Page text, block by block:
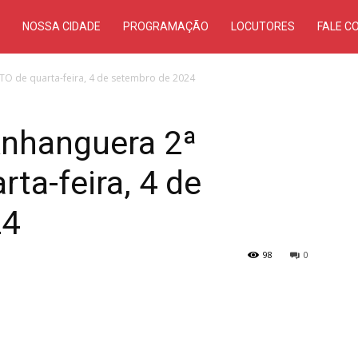
NOSSA CIDADE PROGRAMAÇÃO LOCUTORES FALE
TO de quarta-feira, 4 de setembro de 2024
2ª
feira, 4 de
0
98